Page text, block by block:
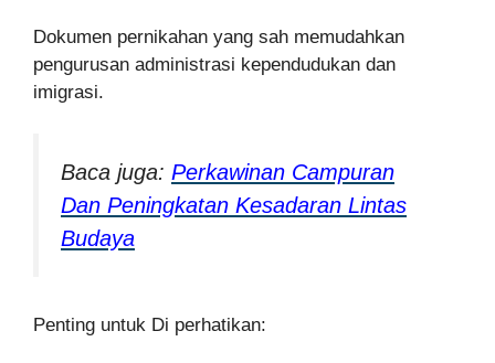
Dokumen pernikahan yang sah memudahkan
pengurusan administrasi kependudukan dan
imigrasi.
Baca juga: Perkawinan Campuran
Dan Peningkatan Kesadaran Lintas
Budaya
Penting untuk Di perhatikan: